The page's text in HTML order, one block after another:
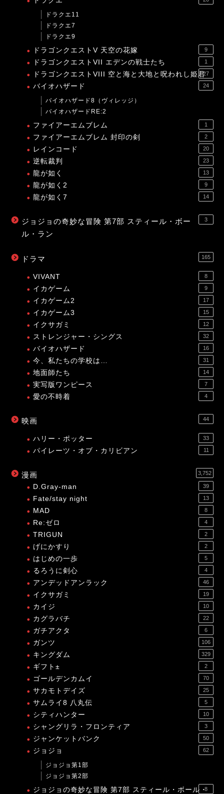
ドラクエ11
ドラクエ7
ドラクエ9
ドラゴンクエストV 天空の花嫁 9
ドラゴンクエストVII エデンの戦士たち 1
ドラゴンクエストVIII 空と海と大地と呪われし姫君27
バイオハザード 24
バイオハザード8（ヴィレッジ）
バイオハザードRE:2
ファイアーエムブレム 1
ファイアーエムブレム 封印の剣 2
レインコード 20
逆転裁判 23
龍が如く 13
龍が如く2 9
龍が如く7 14
ジョジョの奇妙な冒険 第7部 スティール・ボー
ル・ラン
3
ドラマ 165
VIVANT 8
イカゲーム 9
イカゲーム2 17
イカゲーム3 15
イクサガミ 12
ストレンジャー・シングス 32
バイオハザード 16
今、私たちの学校は… 31
地面師たち 14
実写版ワンピース 7
愛の不時着 4
映画 44
ハリー・ポッター 33
パイレーツ・オブ・カリビアン 11
漫画 3,752
D.Gray-man 39
Fate/stay night 13
MAD 8
Re:ゼロ 4
TRIGUN 2
げにかすり 2
はじめの一歩 5
るろうに剣心 4
アンデッドアンラック 46
イクサガミ 19
カイジ 10
カグラバチ 22
ガチアクタ 6
ガンツ 106
キングダム 329
ギフト± 2
ゴールデンカムイ 70
サカモトデイズ 25
サムライ8 八丸伝 5
シティハンター 10
シャングリラ・フロンティア 3
ジャンケットバンク 50
ジョジョ 62
ジョジョ第1部
ジョジョ第2部
ジョジョの奇妙な冒険 第7部 スティール・ボール・
8